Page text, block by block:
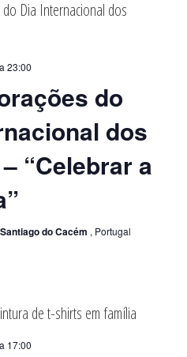
do
dos
“Celebrar a
a 23:00
do Cacém , Portugal
a 17:00